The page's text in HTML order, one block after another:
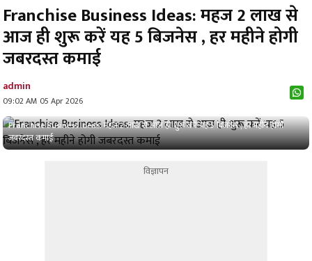
Franchise Business Ideas: महज 2 लाख से
आज ही शुरू करें यह 5 बिजनेस , हर महीने होगी
जबरदस्त कमाई
admin
09:02 AM 05 Apr 2026
Franchise Business Ideas: महज 2 लाख से आज ही शुरू करें यह 5 बिजनेस , हर महीने होगी
जबरदस्त कमाई
विज्ञापन